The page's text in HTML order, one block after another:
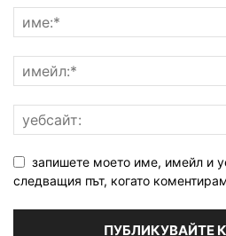
запишете моето име, имейл и
следващия път, когато